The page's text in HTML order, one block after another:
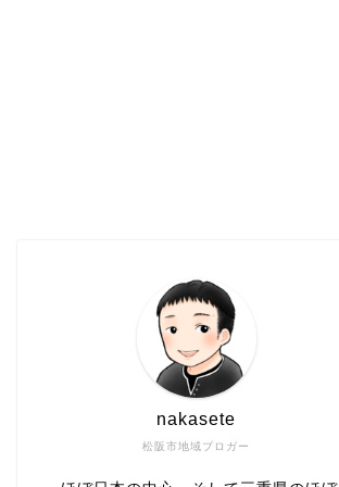
松阪市地域ブロガー
nakasete